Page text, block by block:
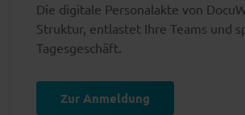
Die digitale Personalakte von
Struktur, entlastet Ihre Teams und
Tagesgeschäft.
Zur Anmeldung